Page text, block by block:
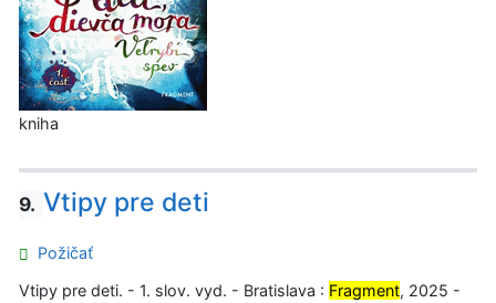
kniha
9. Vtipy pre deti
Požičať
Vtipy pre deti. - 1. slov. vyd. - Bratislava : Fragment, 2025 -